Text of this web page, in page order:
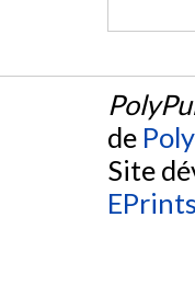
de
Site
EPrints